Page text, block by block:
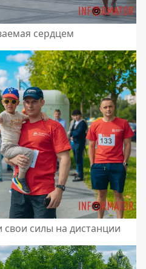
сердцем
силы на дистанции